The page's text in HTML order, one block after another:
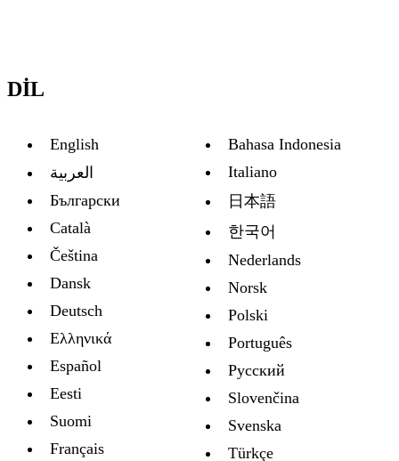
DIL
English
العربية
Български
Català
Čeština
Dansk
Deutsch
Ελληνικά
Español
Eesti
Suomi
Français
Bahasa Indonesia
Italiano
日本語
한국어
Nederlands
Norsk
Polski
Português
Русский
Slovenčina
Svenska
Türkçe